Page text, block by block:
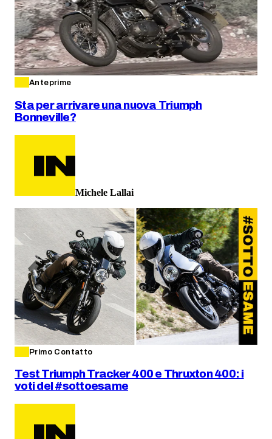
Anteprime
Sta per arrivare una nuova Triumph
Bonneville?
Michele Lallai
Primo Contatto
Test Triumph Tracker 400 e Thruxton 400: i
voti del #sottoesame